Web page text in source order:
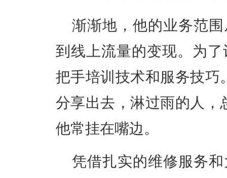
渐渐地，他的业务范
到线上流量的变现。为
把手培训技术和服务技巧
分享出去，淋过雨的人，
他常挂在嘴边。
凭借扎实的维修服务